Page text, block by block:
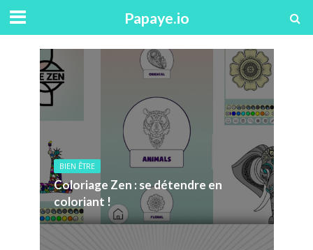
Papaye.io
BIEN ÊTRE
Coloriage Zen : se détendre en
coloriant !